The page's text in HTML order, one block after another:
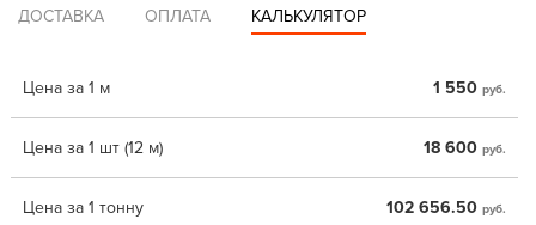
ДОСТАВКА ОПЛАТА КАЛЬКУЛЯТОР
Цена за 1 м 1 550 руб.
Цена за 1 шт (12 м) 18 600 руб.
Цена за 1 тонну 102 656.50 руб.